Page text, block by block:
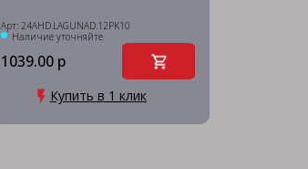
Арт: 24AHD.LAGUNAD.12PK10
Наличие уточняйте
1039.00 р
Купить в 1 клик